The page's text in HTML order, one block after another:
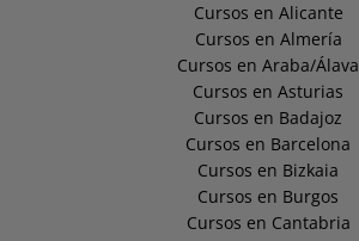
Cursos en Alicante
Cursos en Almería
Cursos en Araba/Álava
Cursos en Asturias
Cursos en Badajoz
Cursos en Barcelona
Cursos en Bizkaia
Cursos en Burgos
Cursos en Cantabria